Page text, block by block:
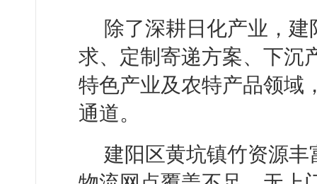
除了深耕日化产业，
求、定制寄递方案、下沉
特色产业及农特产品领域
通道。
建阳区黄坑镇竹资源